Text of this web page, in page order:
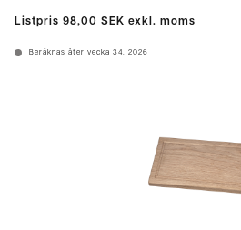
Listpris 98,00 SEK exkl. moms
Beräknas åter vecka 34, 2026